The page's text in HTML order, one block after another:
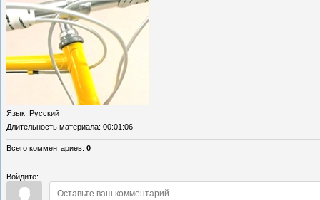
Язык: Русский
Длительность материала: 00:01:06
Всего комментариев: 0
Войдите: